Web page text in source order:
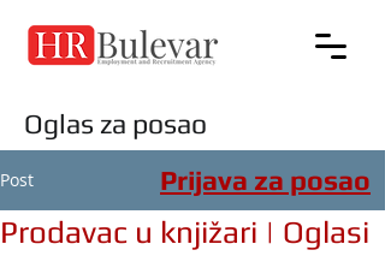
Oglas za posao
Post
Prodavac u knjižari | Oglasi
Prijava za posao